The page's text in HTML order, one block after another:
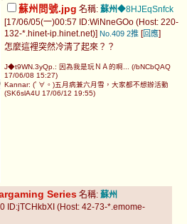
蘇州問號.jpg 名稱: 蘇州◆8HJEqSnfck
[17/06/05(一)00:57 ID:WiNneGOo (Host: 220-
132-*.hinet-ip.hinet.net)] No.409 2推 [回應]
怎麼這裡突然冷清了起來？？
J◆t9WN.3yQp.: 因為我是玩ＮＡ的啊... (/bNCbQAQ
17/06/08 15:27)
Kannar: (ﾟ∀。)五月病兼六月雪，大家都不想辦活動
(SK6slA4U 17/06/12 19:55)
Series 名稱: 蘇州
ID:jTCHkbXI (Host: 42-73-*.emome-